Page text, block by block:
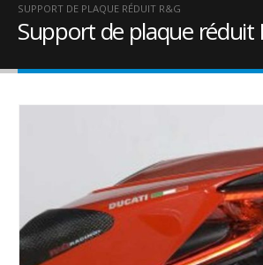
SUPPORT DE PLAQUE RÉDUIT R&G
Support de plaque réduit